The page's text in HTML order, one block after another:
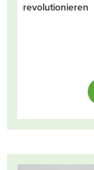
revolutionieren